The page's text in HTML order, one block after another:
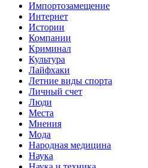
Импортозамещение
Интернет
Истории
Компании
Криминал
Культура
Лайфхаки
Летние виды спорта
Личный счет
Люди
Места
Мнения
Мода
Народная медицина
Наука